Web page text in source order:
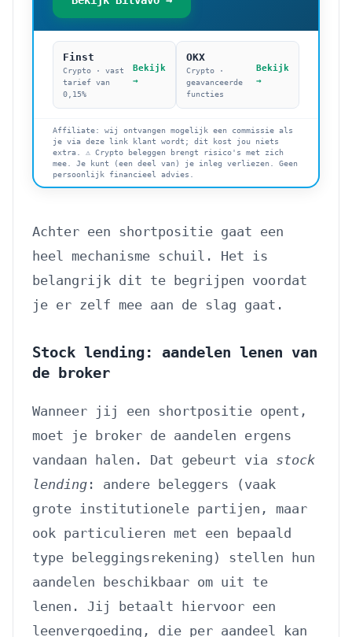
Finst
Crypto · vast
tarief van
0,15%
Bekijk
→
OKX
Crypto ·
geavanceerde
functies
Bekijk
→
Affiliate: wij ontvangen mogelijk een commissie als
je via deze link klant wordt; dit kost jou niets
extra. ⚠️ Crypto beleggen brengt risico's met zich
mee. Je kunt (een deel van) je inleg verliezen. Geen
persoonlijk financieel advies.
Achter een shortpositie gaat een
heel mechanisme schuil. Het is
belangrijk dit te begrijpen voordat
je er zelf mee aan de slag gaat.
Stock lending: aandelen lenen van
de broker
Wanneer jij een shortpositie opent,
moet je broker de aandelen ergens
vandaan halen. Dat gebeurt via stock
lending : andere beleggers (vaak
grote institutionele partijen, maar
ook particulieren met een bepaald
type beleggingsrekening) stellen hun
aandelen beschikbaar om uit te
lenen. Jij betaalt hiervoor een
leenvergoeding, die per aandeel kan